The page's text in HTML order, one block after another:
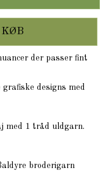
KØB
der passer fint
designs med
med 1 tråd uldgarn.
broderigarn